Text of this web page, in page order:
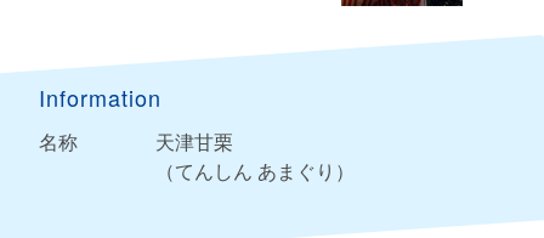
Information
名称
天津甘栗
（てんしん あまぐり）